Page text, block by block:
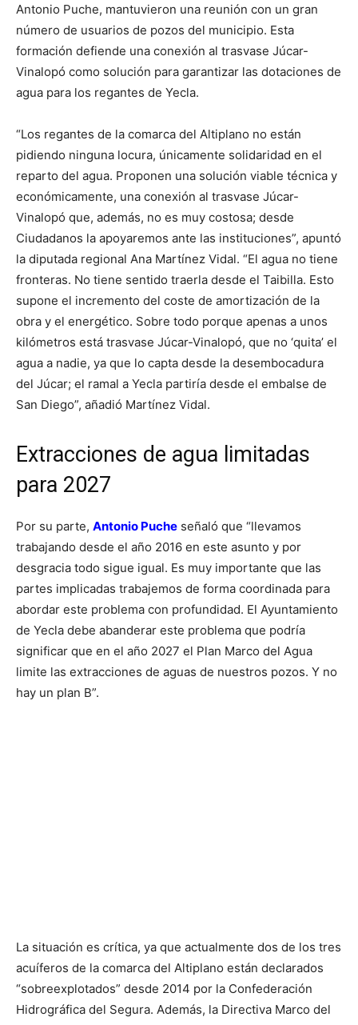
Antonio Puche, mantuvieron una reunión con un gran
número de usuarios de pozos del municipio. Esta
formación defiende una conexión al trasvase Júcar-
Vinalopó como solución para garantizar las dotaciones de
agua para los regantes de Yecla.
“Los regantes de la comarca del Altiplano no están
pidiendo ninguna locura, únicamente solidaridad en el
reparto del agua. Proponen una solución viable técnica y
económicamente, una conexión al trasvase Júcar-
Vinalopó que, además, no es muy costosa; desde
Ciudadanos la apoyaremos ante las instituciones”, apuntó
la diputada regional Ana Martínez Vidal. “El agua no tiene
fronteras. No tiene sentido traerla desde el Taibilla. Esto
supone el incremento del coste de amortización de la
obra y el energético. Sobre todo porque apenas a unos
kilómetros está trasvase Júcar-Vinalopó, que no ‘quita’ el
agua a nadie, ya que lo capta desde la desembocadura
del Júcar; el ramal a Yecla partiría desde el embalse de
San Diego”, añadió Martínez Vidal.
Extracciones de agua limitadas
para 2027
Por su parte, Antonio Puche señaló que “llevamos
trabajando desde el año 2016 en este asunto y por
desgracia todo sigue igual. Es muy importante que las
partes implicadas trabajemos de forma coordinada para
abordar este problema con profundidad. El Ayuntamiento
de Yecla debe abanderar este problema que podría
significar que en el año 2027 el Plan Marco del Agua
limite las extracciones de aguas de nuestros pozos. Y no
hay un plan B”.
La situación es crítica, ya que actualmente dos de los tres
acuíferos de la comarca del Altiplano están declarados
“sobreexplotados” desde 2014 por la Confederación
Hidrográfica del Segura. Además, la Directiva Marco del